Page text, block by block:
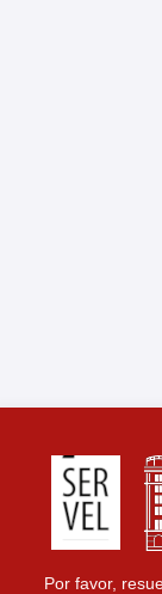
Por favor,